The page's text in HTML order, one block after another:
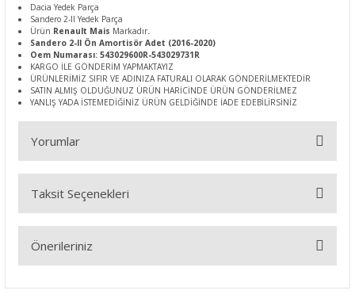
Dacia Yedek Parça
Sandero 2-II Yedek Parça
Ürün Renault Mais Markadır.
Sandero 2-II Ön Amortisör Adet (2016-2020)
Oem Numarası: 543029600R-543029731R
KARGO İLE GÖNDERİM YAPMAKTAYIZ
ÜRÜNLERİMİZ SIFIR VE ADINIZA FATURALI OLARAK GÖNDERİLMEKTEDİR
SATIN ALMIŞ OLDUĞUNUZ ÜRÜN HARİCİNDE ÜRÜN GÖNDERİLMEZ
YANLIŞ YADA İSTEMEDİĞİNİZ ÜRÜN GELDİĞİNDE İADE EDEBİLİRSİNİZ
Yorumlar
Bu ürüne ilk yorumu siz yapın!
Taksit Seçenekleri
Önerileriniz